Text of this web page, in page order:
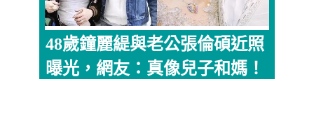
48歲鐘麗緹與老公張倫碩近照
曝光，網友：真像兒子和媽！